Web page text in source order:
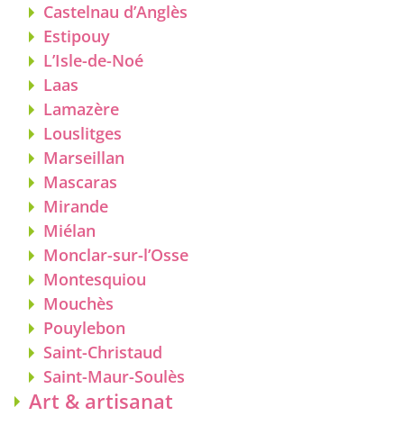
Castelnau d’Anglès
Estipouy
L’Isle-de-Noé
Laas
Lamazère
Louslitges
Marseillan
Mascaras
Mirande
Miélan
Monclar-sur-l’Osse
Montesquiou
Mouchès
Pouylebon
Saint-Christaud
Saint-Maur-Soulès
Art & artisanat